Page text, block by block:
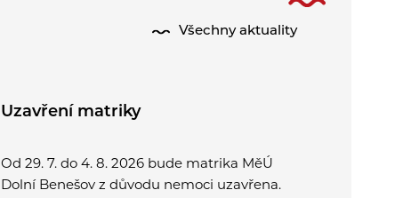
Všechny aktuality
Uzavření matriky
Od 29. 7. do 4. 8. 2026 bude matrika MěÚ
Dolní Benešov z důvodu nemoci uzavřena.